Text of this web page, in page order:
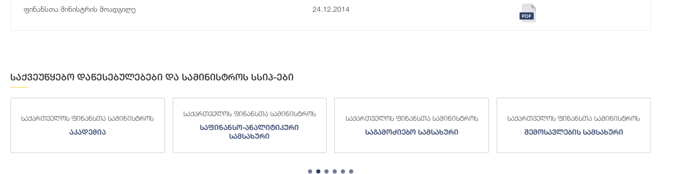
ფინანსთა მინისტრის მოადგილე 24.12.2014
საქვეუწყებო დაწესებულებები და სამინისტროს სსიპ-ები
ფინანსთა სამინისტროს
აკადემია
საქართველოს ფინანსთა სამინისტროს
საფინანსო-ანალიტიკური
სამსახური
საქართველოს ფინანსთა სამინისტროს
საგამოძიებო სამსახური
საქართველოს ფინანსთა სამინისტროს
შემოსავლების სამსახური